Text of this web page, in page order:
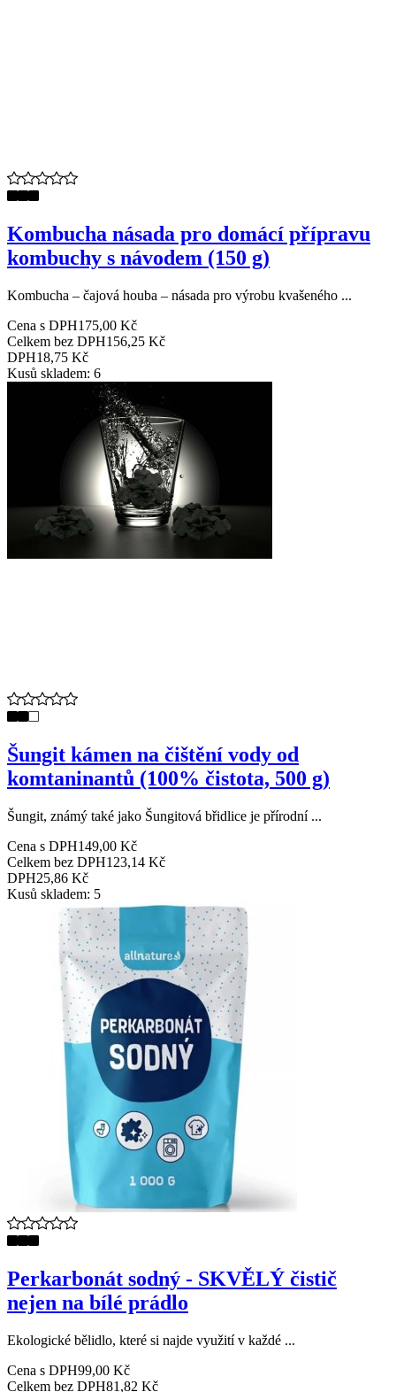
Kombucha násada pro domácí přípravu
kombuchy s návodem (150 g)
Kombucha – čajová houba – násada pro výrobu kvašeného ...
Cena s DPH175,00 Kč
Celkem bez DPH156,25 Kč
DPH18,75 Kč
Kusů skladem: 6
Šungit kámen na čištění vody od
komtaninantů (100% čistota, 500 g)
Šungit, známý také jako Šungitová břidlice je přírodní ...
Cena s DPH149,00 Kč
Celkem bez DPH123,14 Kč
DPH25,86 Kč
Kusů skladem: 5
Perkarbonát sodný - SKVĚLÝ čistič
nejen na bílé prádlo
Ekologické bělidlo, které si najde využití v každé ...
Cena s DPH99,00 Kč
Celkem bez DPH81,82 Kč